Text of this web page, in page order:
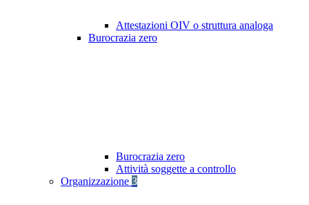
Attestazioni OIV o struttura analoga
Burocrazia zero
Burocrazia zero
Attività soggette a controllo
Organizzazione 3